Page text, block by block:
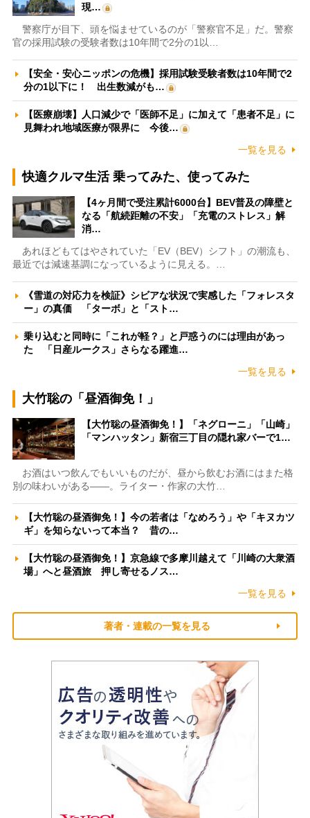
現…
警察庁が目下、頭を悩ませているのが「警察官不足」だ。警察
官の採用試験の受験者数は10年間で2分の1以…
【安全・安心ニッポンの危機】採用試験受験者数は10年間で2
分の1以下に！ 出生数減がも…
【医療崩壊】人口減少で「医師不足」に加えて「患者不足」に
見舞われ地域医療が限界に 今後…
一覧を見る
快適クルマ生活 乗ってみた、使ってみた
【4ヶ月間で受注累計6000台】BEV普及の障壁と
なる「航続距離の不安」「充電のストレス」解
消…
あれほどもてはやされていた「EV（BEV）シフト」の潮流も、
最近では減速基調になっているように見える。…
《雪道の対応力を検証》シビアな状況で実感した「フォレスタ
ー」の真価 「ターボ」と「スト…
乗り込むと同時に「これが軽？」と戸惑うのには理由があっ
た 「日産ルークス」さらなる躍進…
一覧を見る
大竹聡の「昼酒御免！」
【大竹聡の昼酒御免！】「ネグローニ」「山崎」
「マンハッタン」新宿三丁目の隠れ家バーで1…
お酒はいつ飲んでもいいものだが、昼から飲むお酒にはまた格
別の味わいがある――。ライター・作家の大竹…
【大竹聡の昼酒御免！】今の若者は「なめろう」や「キヌカツ
ギ」を知らないって本当？ 昔の…
【大竹聡の昼酒御免！】京急線で多摩川越えて「川崎の大衆酒
場」へと昼酒旅 押し寄せるノス…
一覧を見る
著者・連載の一覧を見る